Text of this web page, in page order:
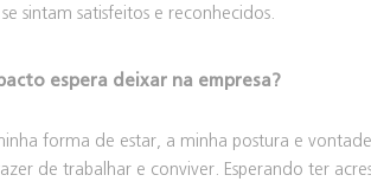
sintam satisfeitos e reconhecidos.
espera deixar na empresa?
forma de estar, a minha postura e
de trabalhar e conviver. Esperando ter